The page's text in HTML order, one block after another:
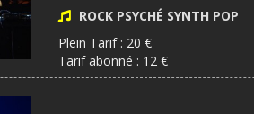
PONTHUS
ROCK PSYCHÉ SYNTH POP
Plein Tarif : 20 €
Tarif abonné : 12 €